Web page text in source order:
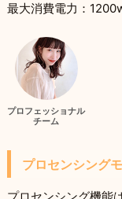
最大消費電力：
プロフェッショナル
チーム
プロセンシング
プロセンシング機能